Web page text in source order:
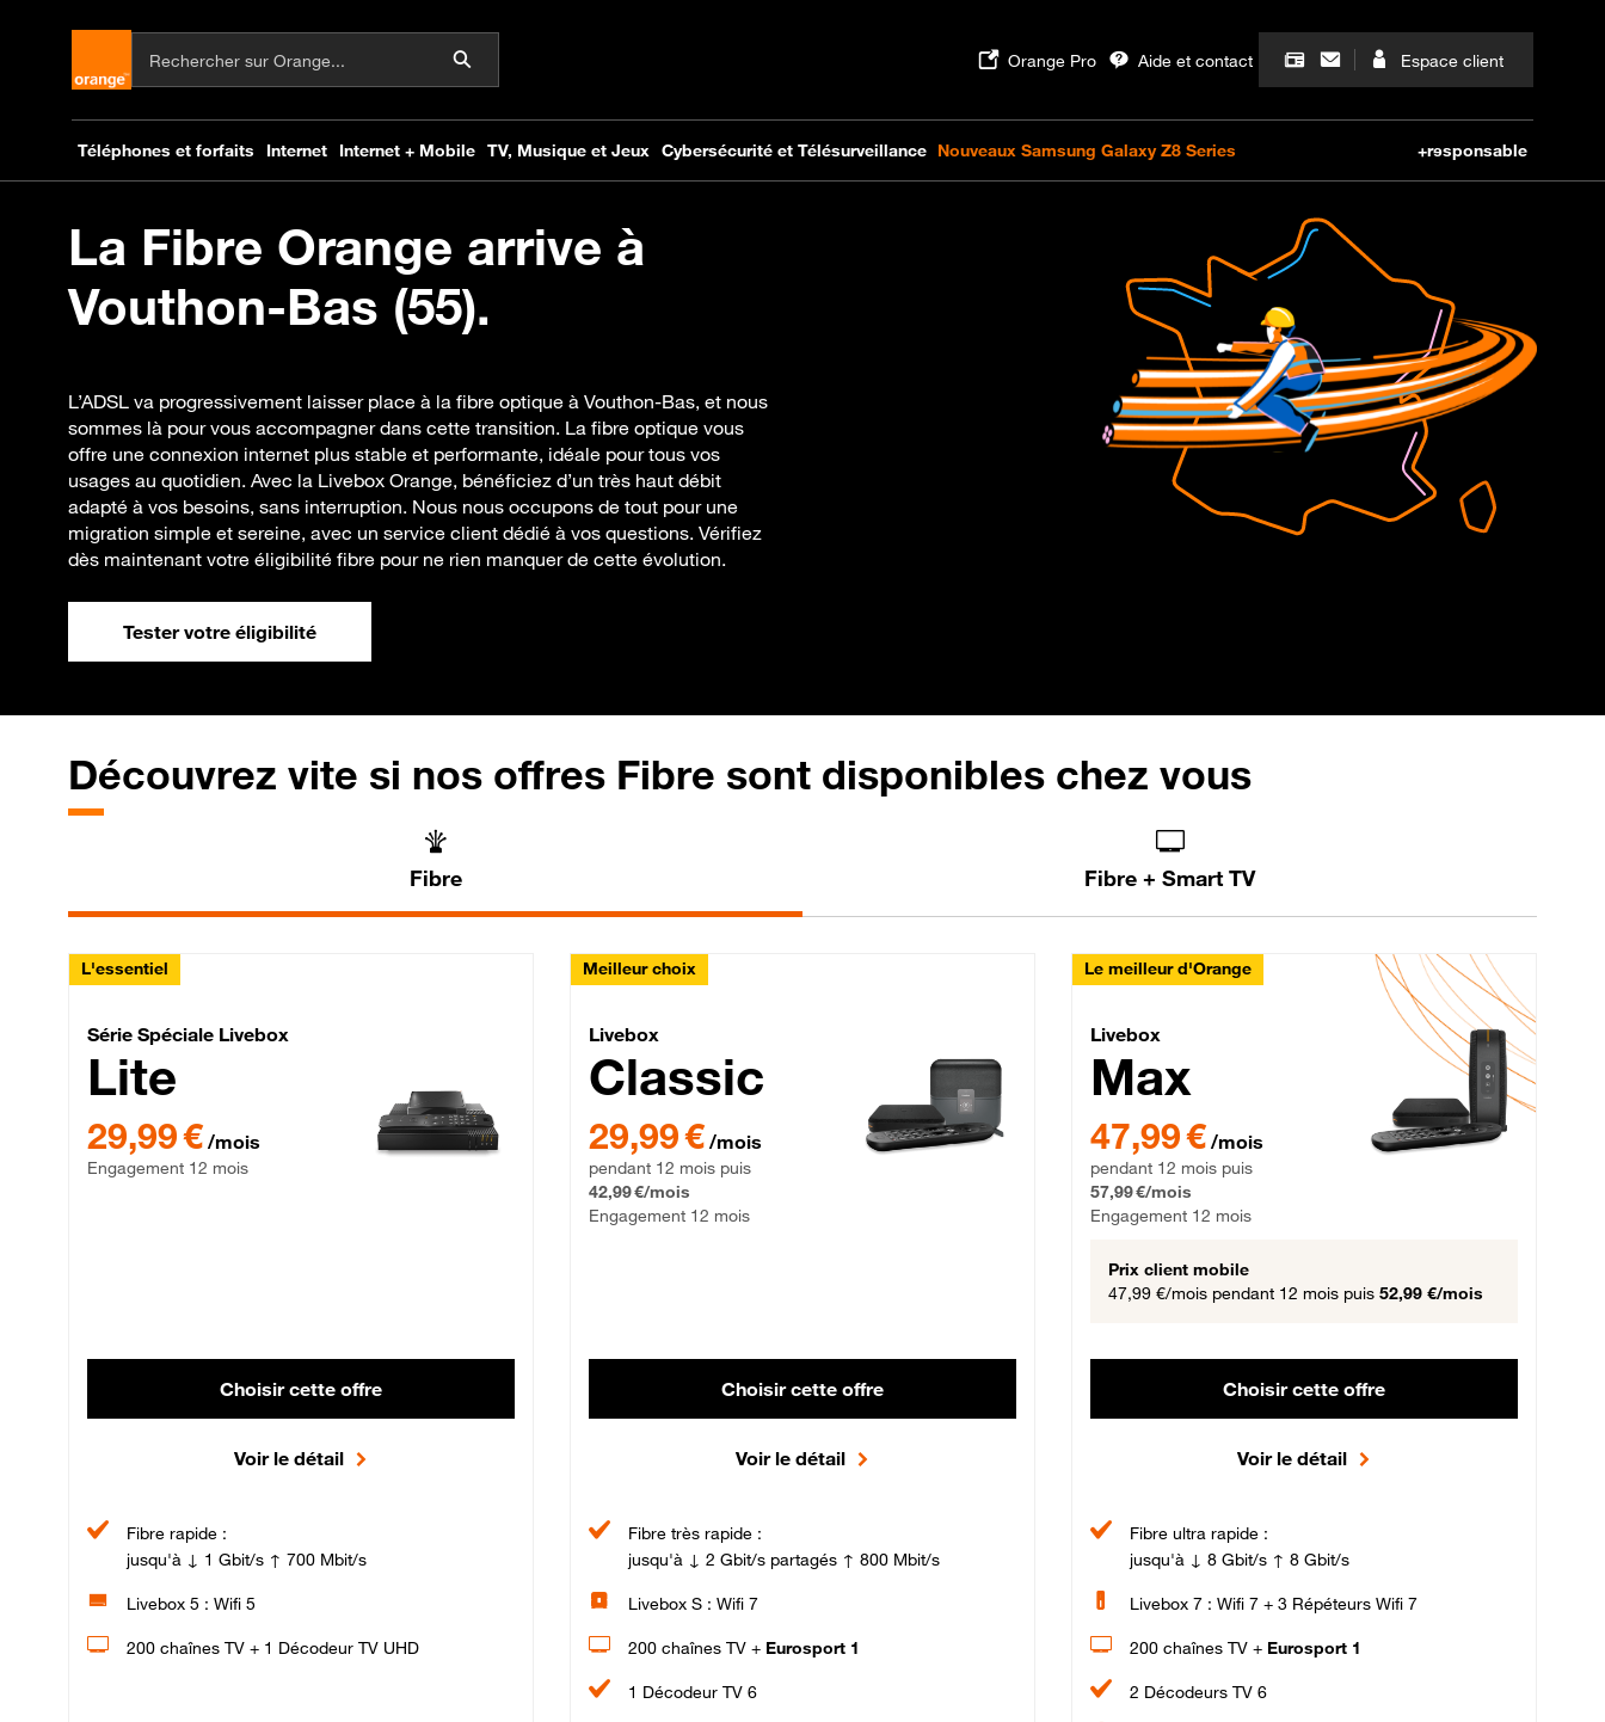
La Fibre Orange arrive à
Vouthon-Bas (55).
L’ADSL va progressivement laisser place à la fibre optique à Vouthon-Bas, et nous
sommes là pour vous accompagner dans cette transition. La fibre optique vous
offre une connexion internet plus stable et performante, idéale pour tous vos
usages au quotidien. Avec la Livebox Orange, bénéficiez d’un très haut débit
adapté à vos besoins, sans interruption. Nous nous occupons de tout pour une
migration simple et sereine, avec un service client dédié à vos questions. Vérifiez
dès maintenant votre éligibilité fibre pour ne rien manquer de cette évolution.
Tester votre éligibilité
Découvrez vite si nos offres Fibre sont disponibles chez vous
Fibre Fibre + Smart TV
L'essentiel
Série Spéciale Livebox Lite Fibre
Série Spéciale Livebox
Lite
29,99 € par mois , Engagement 12 mois
29,99 € /mois
Engagement 12 mois
Choisir cette offre
Voir le détail
Fibre rapide :
jusqu'à ↓ 1 Gbit/s ↑ 700 Mbit/s
Livebox 5 : Wifi 5
200 chaînes TV + 1 Décodeur TV UHD
Meilleur choix
Livebox Classic Fibre
Livebox
Classic
29,99 € par mois pendant 12 mois puis 42,99 € par mois, Engagement 12 mois
29,99 € /mois
pendant 12 mois puis
42,99 €/mois
Engagement 12 mois
Choisir cette offre
Voir le détail
Fibre très rapide :
jusqu'à ↓ 2 Gbit/s partagés ↑ 800 Mbit/s
Livebox S : Wifi 7
200 chaînes TV + Eurosport 1
1 Décodeur TV 6
Le meilleur d'Orange
Livebox Max Fibre
Livebox
Max
47,99 € par mois pendant 12 mois puis 57,99 € par mois,
47,99 € /mois
pendant 12 mois puis
57,99 €/mois
Engagement 12 mois
Prix client mobile
47,99 €/mois pendant 12 mois puis 52,99 €/mois
Choisir cette offre
Voir le détail
Fibre ultra rapide :
jusqu'à ↓ 8 Gbit/s ↑ 8 Gbit/s
Livebox 7 : Wifi 7 + 3 Répéteurs Wifi 7
200 chaînes TV + Eurosport 1
2 Décodeurs TV 6